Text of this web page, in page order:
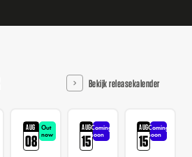
Bekijk releasekalender
AUG
08
Out
now
AUG
15
Coming
soon
AUG
15
Coming
soon